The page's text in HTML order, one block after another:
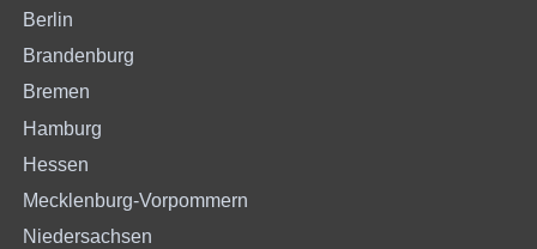
Berlin
Brandenburg
Bremen
Hamburg
Hessen
Mecklenburg-Vorpommern
Niedersachsen